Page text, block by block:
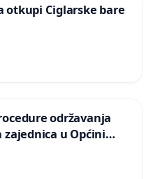
otkupi Ciglarske bare
održavanja
u Općini